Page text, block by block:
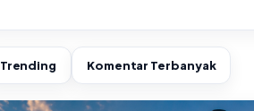
Trending Komentar Terbanyak